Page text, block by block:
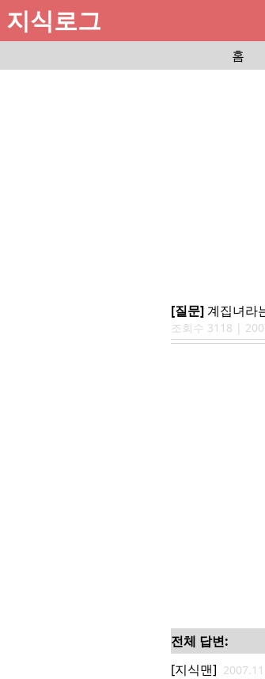
지식로그
홈
[질문]계집녀라
조회수 3118 |
전체 답변:
[지식맨]